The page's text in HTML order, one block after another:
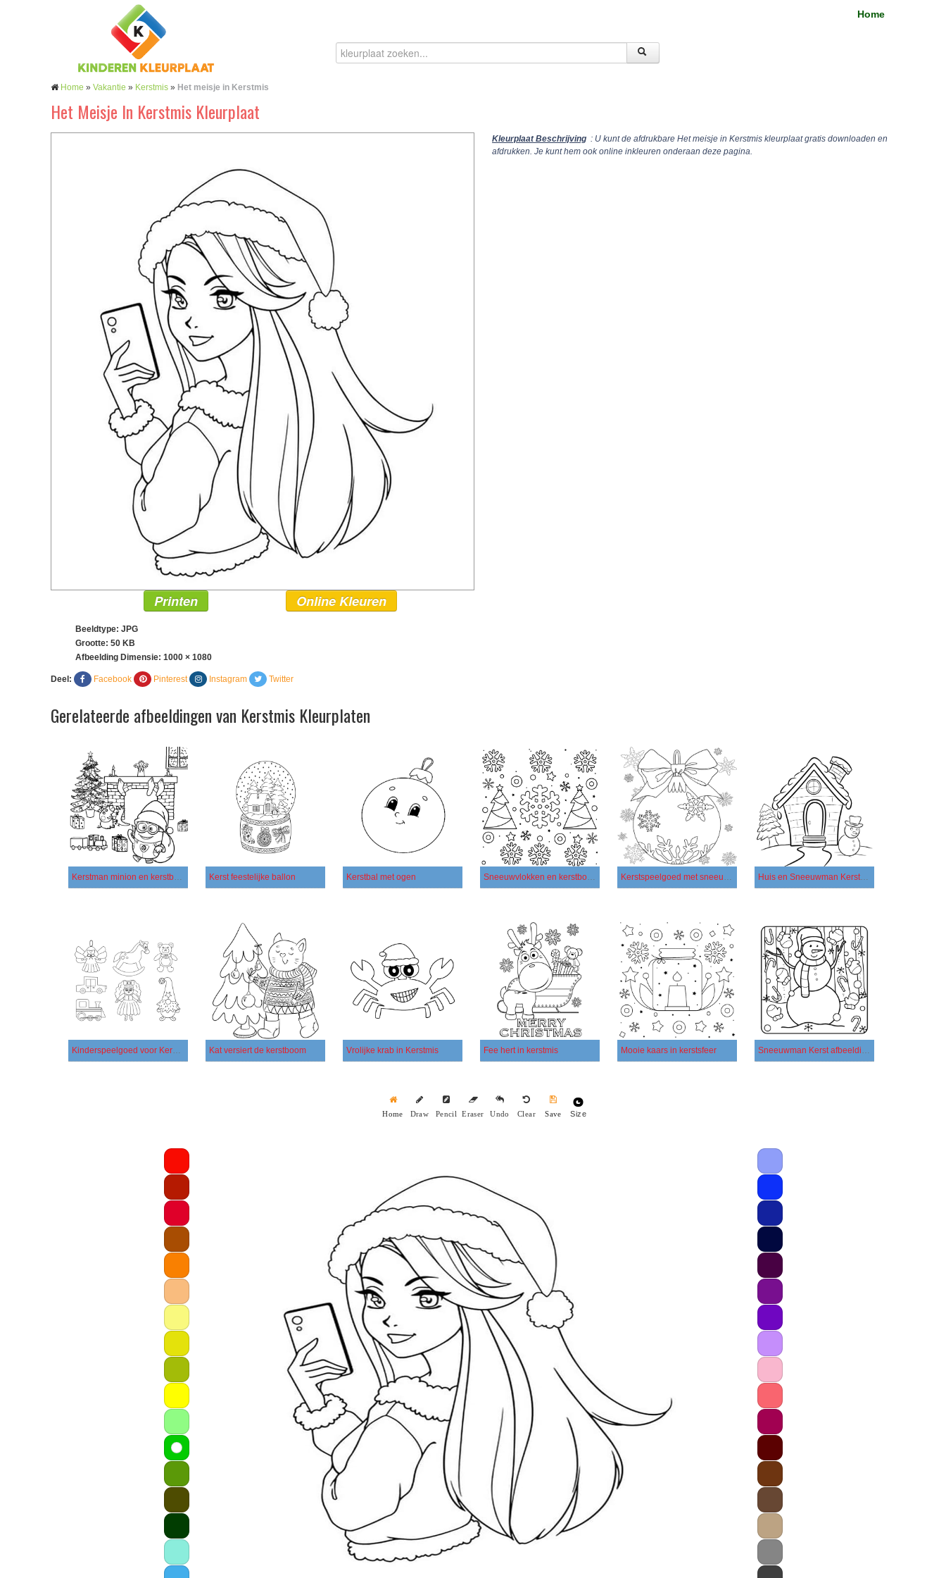
Home
Home » Vakantie » Kerstmis » Het meisje in Kerstmis
Het Meisje In Kerstmis Kleurplaat
Kleurplaat Beschrijving : U kunt de afdrukbare Het meisje in Kerstmis kleurplaat gratis downloaden en
afdrukken. Je kunt hem ook online inkleuren onderaan deze pagina.
Printen Online Kleuren
Beeldtype: JPG
Grootte: 50 KB
Afbeelding Dimensie: 1000 × 1080
Deel: Facebook Pinterest Instagram Twitter
Gerelateerde afbeeldingen van Kerstmis Kleurplaten
Kerstman minion en kerstbomen Kerst feestelijke ballon Kerstbal met ogen Sneeuwvlokken en kerstbomen Kerstspeelgoed met sneeuwvlokken Huis en Sneeuwman Kerstmis
Kinderspeelgoed voor Kerstmis Kat versiert de kerstboom Vrolijke krab in Kerstmis Fee hert in kerstmis Mooie kaars in kerstsfeer Sneeuwman Kerst afbeelding
Home Draw Pencil Eraser Undo Clear Save Size